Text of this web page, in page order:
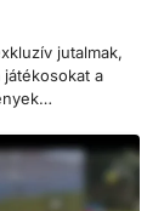
jutalmak,
a